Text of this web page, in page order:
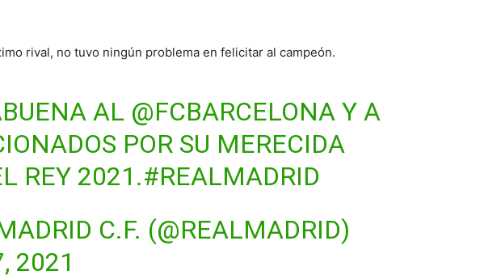
rival, no tuvo ningún problema en felicitar al campeón.
AL @FCBARCELONAY A
POR SU MERECIDA
REY 2021.#REALMADRID
C.F. (@REALMADRID)
2021